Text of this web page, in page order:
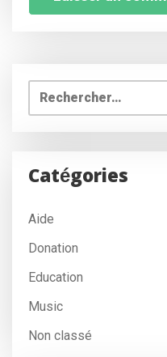
Rechercher :
Catégories
Aide
Donation
Education
Music
Non classé